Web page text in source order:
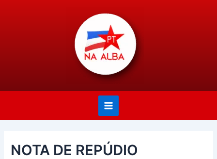
Menu
NOTA DE REPÚDIO